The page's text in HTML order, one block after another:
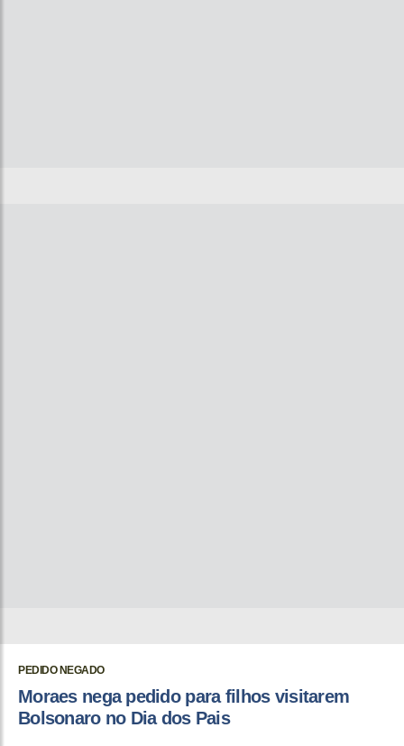
PEDIDO NEGADO
Moraes nega pedido para filhos visitarem
Bolsonaro no Dia dos Pais